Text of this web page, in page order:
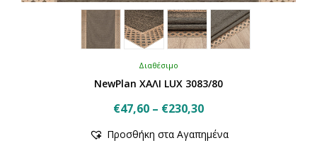
Διαθέσιμο
NewPlan ΧΑΛΙ LUX 3083/80
€47,60 – €230,30Price
€47,60
το
Προσθήκη στα Αγαπημένα